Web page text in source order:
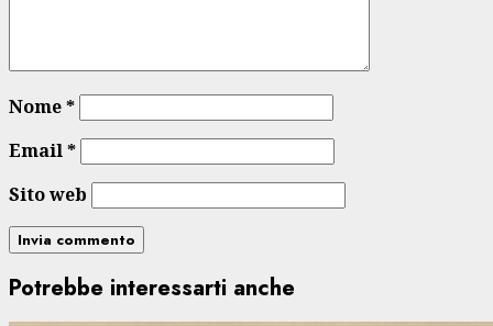
Nome*
Email*
Sito web
Potrebbe interessarti anche